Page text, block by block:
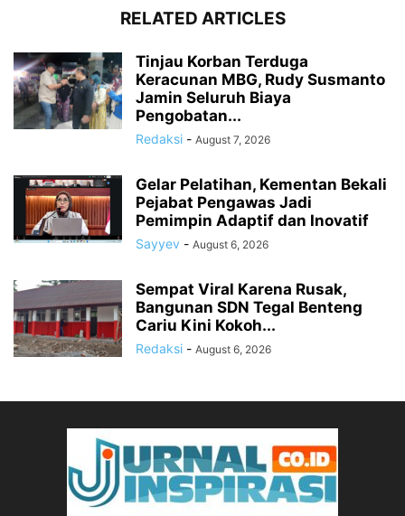
RELATED ARTICLES
Tinjau Korban Terduga
Keracunan MBG, Rudy Susmanto
Jamin Seluruh Biaya
Pengobatan...
Redaksi - August 7, 2026
Gelar Pelatihan, Kementan Bekali
Pejabat Pengawas Jadi
Pemimpin Adaptif dan Inovatif
Sayyev - August 6, 2026
Sempat Viral Karena Rusak,
Bangunan SDN Tegal Benteng
Cariu Kini Kokoh...
Redaksi - August 6, 2026